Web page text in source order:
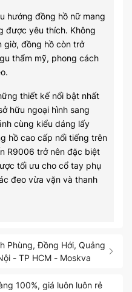
hướng đồng hồ nữ mang
được yêu thích. Không
giờ, đồng hồ còn trở
thẩm mỹ, phong cách
thiết kế nổi bật nhất
hữu ngoại hình sang
cùng kiểu dáng lấy
hồ cao cấp nổi tiếng trên
R9006 trở nên đặc biệt
tối ưu cho cổ tay phụ
đeo vừa vặn và thanh
Phùng, Đồng Hới, Quảng
- TP HCM - Moskva
100%, giá luôn luôn rẻ